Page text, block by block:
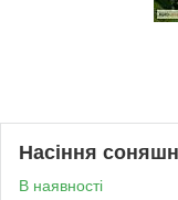
Насіння
В наявності